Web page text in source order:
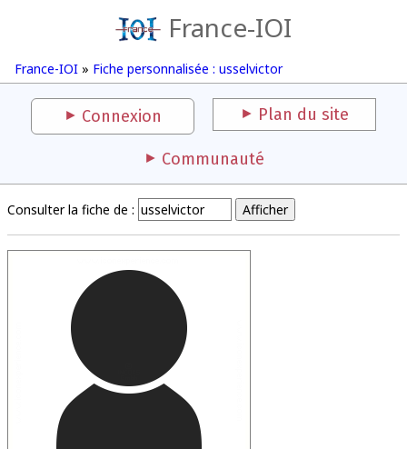
France-IOI
France-IOI » Fiche personnalisée : usselvictor
Connexion Plan du site
Communauté
Consulter la fiche de :